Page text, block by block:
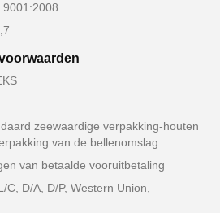
9001:2008
zeewaardige verpakking-houten
van de bellenomslag
van betaalde vooruitbetaling
C, D/A, D/P, Western Union,